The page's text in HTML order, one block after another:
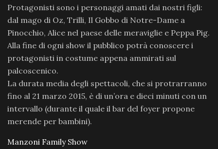
Protagonisti sono i personaggi amati dai nostri figli:
dal mago di Oz, Trilli, Il Gobbo di Notre-Dame a
Pinocchio, Alice nel paese delle meraviglie e Peppa Pig.
Alla fine di ogni show il pubblico potrà conoscere i
protagonisti in costume appena ammirati sul
palcoscenico.
La durata media degli spettacoli, che si protrarranno
fino al 21 marzo 2015, è di un’ora e dieci minuti con un
intervallo (durante il quale il bar del foyer propone
merende per bambini).
Manzoni Family Show